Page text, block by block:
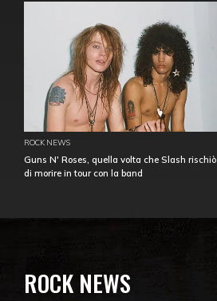
ROCK NEWS
Guns N' Roses, quella volta che Slash rischiò
di morire in tour con la band
ROCK NEWS